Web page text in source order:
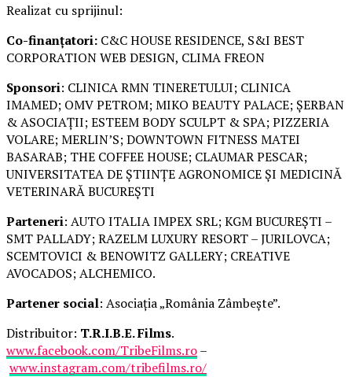
Realizat cu sprijinul:
Co-finanțatori: C&C HOUSE RESIDENCE, S&I BEST
CORPORATION WEB DESIGN, CLIMA FREON
Sponsori: CLINICA RMN TINERETULUI; CLINICA
IMAMED; OMV PETROM; MIKO BEAUTY PALACE; ȘERBAN
& ASOCIAȚII; ESTEEM BODY SCULPT & SPA; PIZZERIA
VOLARE; MERLIN’S; DOWNTOWN FITNESS MATEI
BASARAB; THE COFFEE HOUSE; CLAUMAR PESCAR;
UNIVERSITATEA DE ȘTIINȚE AGRONOMICE ȘI MEDICINĂ
VETERINARĂ BUCUREȘTI
Parteneri: AUTO ITALIA IMPEX SRL; KGM BUCUREȘTI –
SMT PALLADY; RAZELM LUXURY RESORT – JURILOVCA;
SCEMTOVICI & BENOWITZ GALLERY; CREATIVE
AVOCADOS; ALCHEMICO.
Partener social: Asociația „România Zâmbește”.
Distribuitor: T.R.I.B.E. Films.
www.facebook.com/TribeFilms.ro–
www.instagram.com/tribefilms.ro/